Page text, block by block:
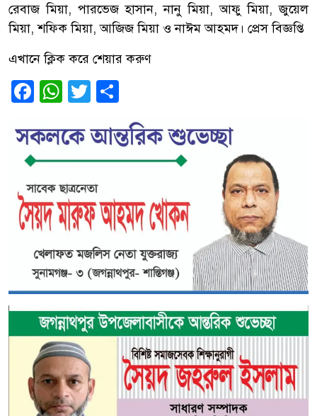
রেবাজ মিয়া, পারভেজ হাসান, নানু মিয়া, আফু মিয়া, জুয়েল
মিয়া, শফিক মিয়া, আজিজ মিয়া ও নাঈম আহমদ। প্রেস বিজ্ঞপ্তি
এখানে ক্লিক করে শেয়ার করুণ
Facebook
WhatsApp
Twitter